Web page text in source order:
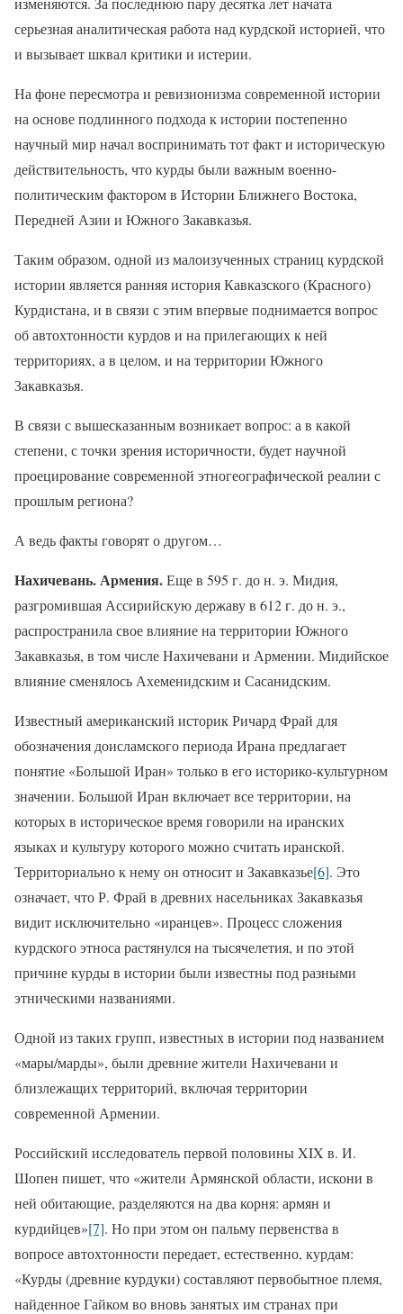
серьезная аналитическая работа над курдской историей, что
и вызывает шквал критики и истерии.
На фоне пересмотра и ревизионизма современной истории
на основе подлинного подхода к истории постепенно
научный мир начал воспринимать тот факт и историческую
действительность, что курды были важным военно-
политическим фактором в Истории Ближнего Востока,
Передней Азии и Южного Закавказья.
Таким образом, одной из малоизученных страниц курдской
истории является ранняя история Кавказского (Красного)
Курдистана, и в связи с этим впервые поднимается вопрос
об автохтонности курдов и на прилегающих к ней
территориях, а в целом, и на территории Южного
Закавказья.
В связи с вышесказанным возникает вопрос: а в какой
степени, с точки зрения историчности, будет научной
проецирование современной этногеографической реалии с
прошлым региона?
А ведь факты говорят о другом…
Нахичевань. Армения.Еще в 595 г. до н. э. Мидия,
разгромившая Ассирийскую державу в 612 г. до н. э.,
распространила свое влияние на территории Южного
Закавказья, в том числе Нахичевани и Армении. Мидийское
влияние сменялось Ахеменидским и Сасанидским.
Известный американский историк Ричард Фрай для
обозначения доисламского периода Ирана предлагает
понятие «Большой Иран» только в его историко-культурном
значении. Большой Иран включает все территории, на
которых в историческое время говорили на иранских
языках и культуру которого можно считать иранской.
Территориально к нему он относит и Закавказье[6]. Это
означает, что Р. Фрай в древних насельниках Закавказья
видит исключительно «иранцев». Процесс сложения
курдского этноса растянулся на тысячелетия, и по этой
причине курды в истории были известны под разными
этническими названиями.
Одной из таких групп, известных в истории под названием
«мары/марды», были древние жители Нахичевани и
близлежащих территорий, включая территории
современной Армении.
Российский исследователь первой половины XIX в. И.
Шопен пишет, что «жители Армянской области, искони в
ней обитающие, разделяются на два корня: армян и
курдийцев»[7]. Но при этом он пальму первенства в
вопросе автохтонности передает, естественно, курдам:
«Курды (древние курдуки) составляют первобытное племя,
найденное Гайком во вновь занятых им странах при